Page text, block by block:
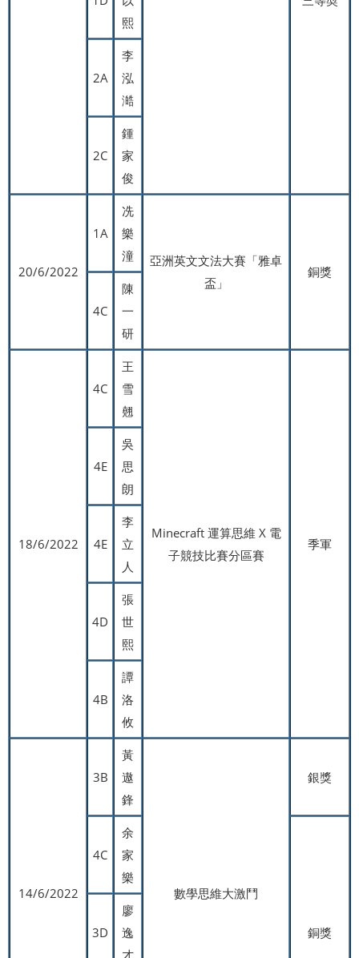
熙
2A
李
泓
澔
2C
鍾
家
俊
20/6/2022
1A
冼
樂
潼
亞洲英文文法大賽「雅卓
盃」
銅獎
4C
陳
一
研
18/6/2022
4C
王
雪
翹
Minecraft 運算思維 X 電
子競技比賽分區賽
季軍
4E
吳
思
朗
4E
李
立
人
4D
張
世
熙
4B
譚
洛
攸
14/6/2022
3B
黃
遨
鋒
數學思維大激鬥
銀獎
4C
余
家
樂
銅獎
3D
廖
逸
才